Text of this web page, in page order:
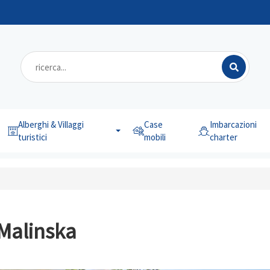
Alberghi & Villaggi
turistici
Case
mobili
Imbarcazioni
charter